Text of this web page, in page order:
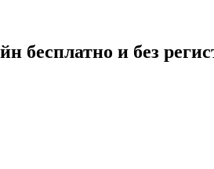
бесплатно и без